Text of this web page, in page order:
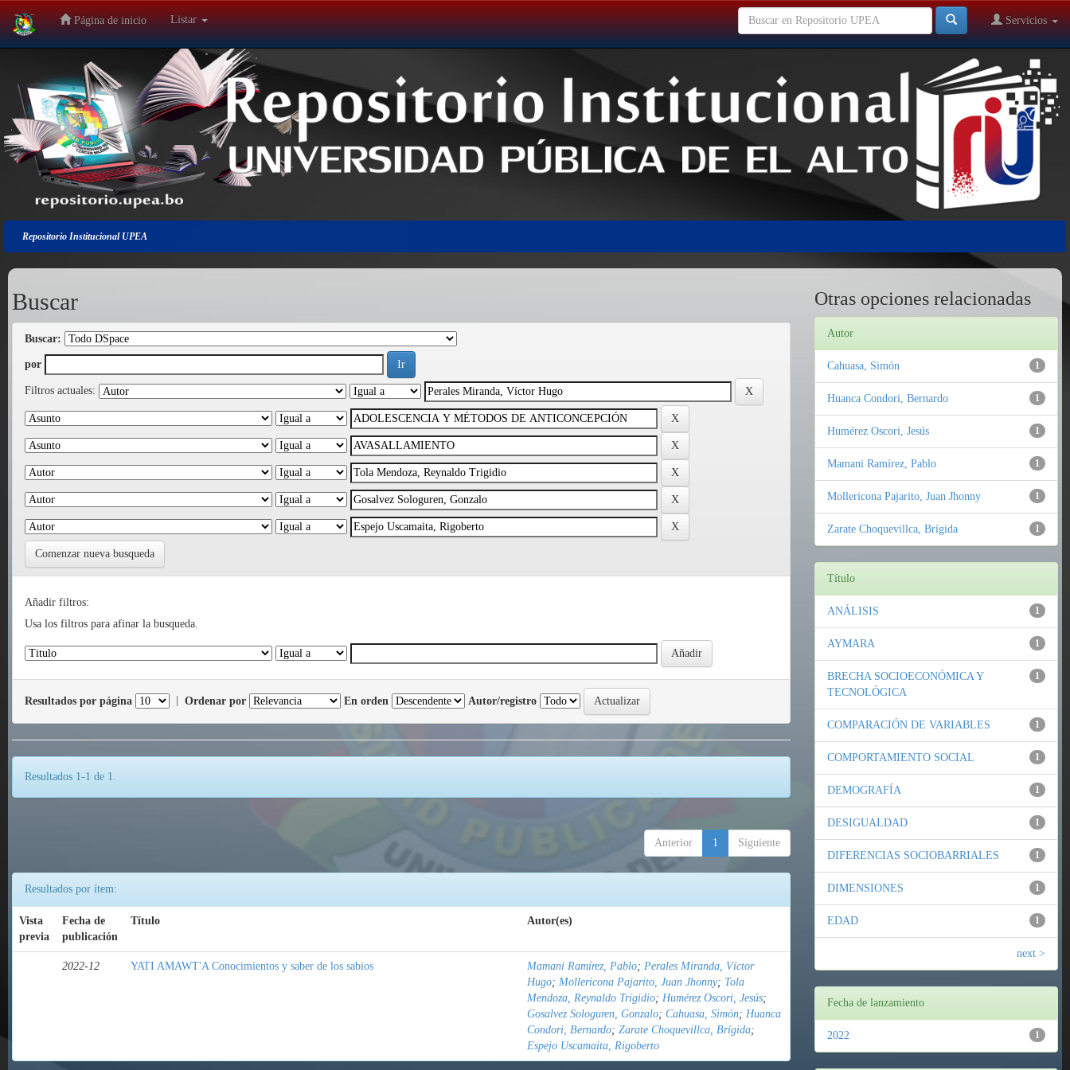
Salir
navegación
Página de inicio Listar Servicios
Repositorio Institucional UPEA
Buscar
Buscar:
por
Filtros actuales:
Comenzar nueva busqueda
Añadir filtros:
Usa los filtros para afinar la busqueda.
Resultados por página Ordenar por En orden Autor/registro
Resultados 1-1 de 1.
Anterior 1 Siguiente
Resultados por ítem:
Vista
previa
Fecha de
publicación
Título Autor(es)
2022-12 YATI AMAWT'A Conocimientos y saber de los sabios Mamani Ramírez, Pablo; Perales Miranda, Víctor
Hugo; Mollericona Pajarito, Juan Jhonny; Tola
Mendoza, Reynaldo Trigidio; Humérez Oscori, Jesús;
Gosalvez Sologuren, Gonzalo; Cahuasa, Simón; Huanca
Condori, Bernardo; Zarate Choquevillca, Brígida;
Espejo Uscamaita, Rigoberto
Otras opciones relacionadas
Autor
1
Cahuasa, Simón
1
Huanca Condori, Bernardo
1
Humérez Oscori, Jesús
1
Mamani Ramírez, Pablo
1
Mollericona Pajarito, Juan Jhonny
1
Zarate Choquevillca, Brígida
Título
1
ANÁLISIS
1
AYMARA
1
BRECHA SOCIOECONÓMICA Y
TECNOLÓGICA
1
COMPARACIÓN DE VARIABLES
1
COMPORTAMIENTO SOCIAL
1
DEMOGRAFÍA
1
DESIGUALDAD
1
DIFERENCIAS SOCIOBARRIALES
1
DIMENSIONES
1
EDAD
next >
Fecha de lanzamiento
1
2022